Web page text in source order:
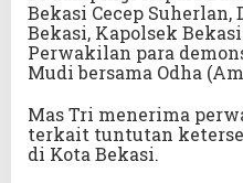
Bekasi Cecep Suherlan,
Bekasi, Kapolsek
Perwakilan para
Mudi bersama Odha
Mas Tri menerima
terkait tuntutan
di Kota Bekasi.